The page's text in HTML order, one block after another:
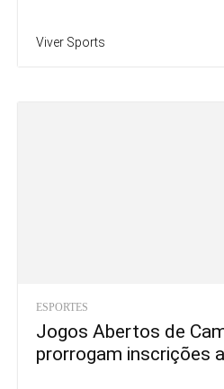
Viver Sports
ESPORTES
Jogos Abertos de
prorrogam inscrições